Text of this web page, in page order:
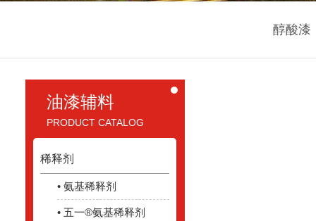
醇酸漆
油漆辅料
PRODUCT CATALOG
稀释剂
• 氨基稀释剂
• 五一®氨基稀释剂